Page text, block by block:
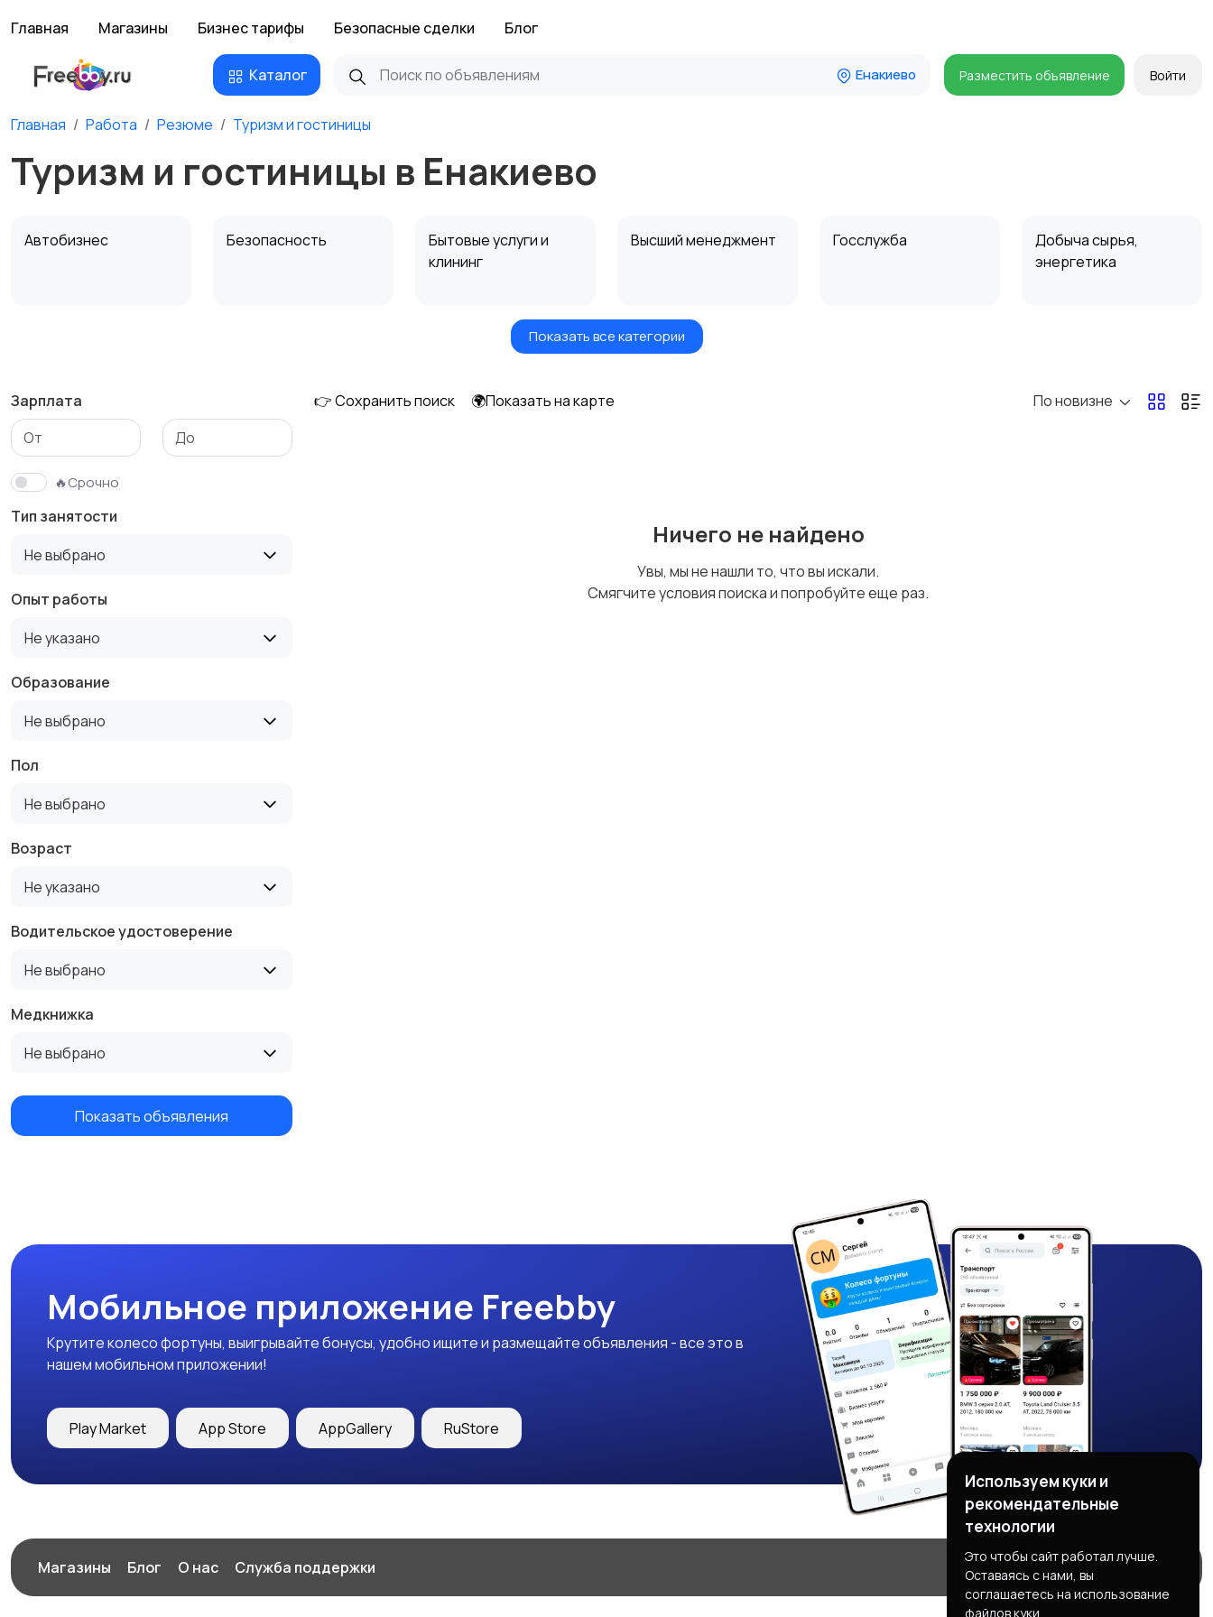
Главная Магазины Бизнес тарифы Безопасные сделки Блог
Каталог Енакиево Разместить объявление Войти
Главная Работа Резюме Туризм и гостиницы
Туризм и гостиницы в Енакиево
Автобизнес Безопасность
Бытовые услуги и
клининг
Высший менеджмент Госслужба
Добыча сырья,
энергетика
Информационные
Искусство и
Медицина Начало карьеры
Производство
Рестораны и
Показать все категории
Зарплата
🔥Срочно
Тип занятости
Не выбрано
Опыт работы
Не указано
Образование
Не выбрано
Пол
Не выбрано
Возраст
Не указано
Водительское удостоверение
Не выбрано
Медкнижка
Не выбрано
Показать объявления
👉 Сохранить поиск 🌍Показать на карте По новизне
Ничего не найдено
Увы, мы не нашли то, что вы искали.
Смягчите условия поиска и попробуйте еще раз.
Мобильное приложение Freebby
Крутите колесо фортуны, выигрывайте бонусы, удобно ищите и размещайте объявления - все это в
нашем мобильном приложении!
Play Market App Store AppGallery RuStore
Магазины Блог О нас Служба поддержки
Используем куки и
рекомендательные
технологии
Это чтобы сайт работал лучше.
Оставаясь с нами, вы
соглашаетесь на использование
файлов куки.